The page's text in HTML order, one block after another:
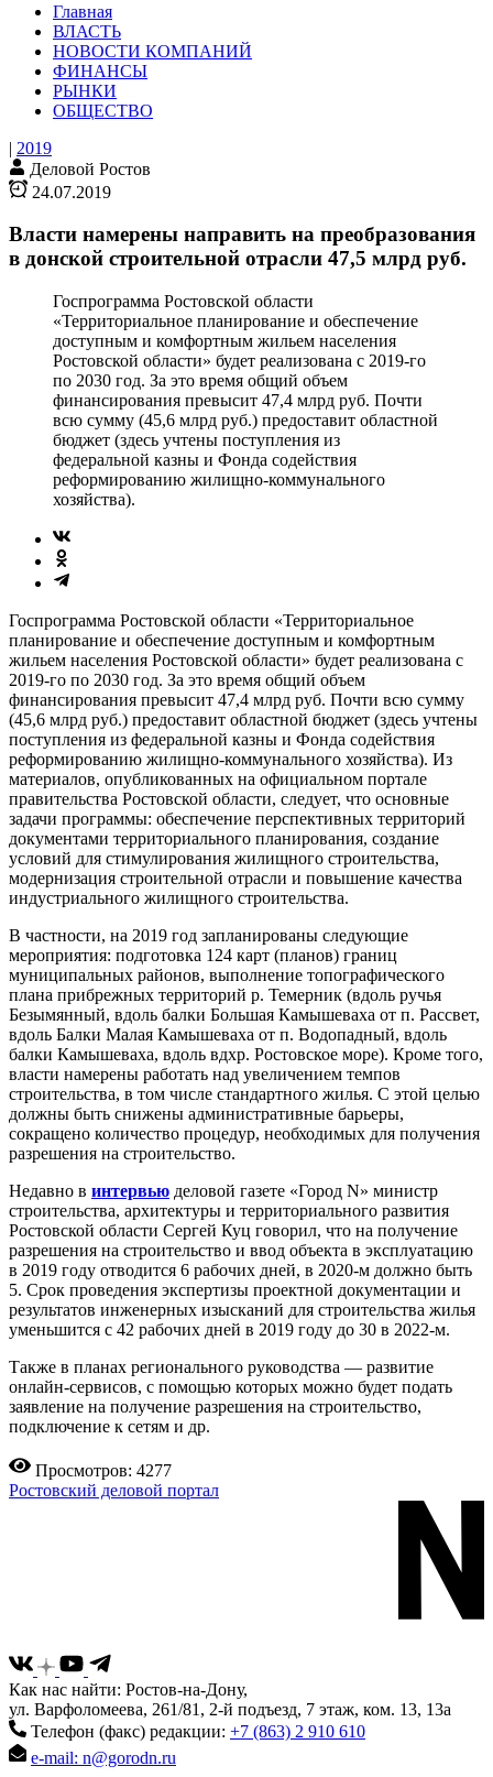
Главная
ВЛАСТЬ
НОВОСТИ КОМПАНИЙ
ФИНАНСЫ
РЫНКИ
ОБЩЕСТВО
| 2019
Деловой Ростов
24.07.2019
Власти намерены направить на преобразования
в донской строительной отрасли 47,5 млрд руб.
Госпрограмма Ростовской области
«Территориальное планирование и обеспечение
доступным и комфортным жильем населения
Ростовской области» будет реализована с 2019-го
по 2030 год. За это время общий объем
финансирования превысит 47,4 млрд руб. Почти
всю сумму (45,6 млрд руб.) предоставит областной
бюджет (здесь учтены поступления из
федеральной казны и Фонда содействия
реформированию жилищно-коммунального
хозяйства).
Госпрограмма Ростовской области «Территориальное
планирование и обеспечение доступным и комфортным
жильем населения Ростовской области» будет реализована с
2019-го по 2030 год. За это время общий объем
финансирования превысит 47,4 млрд руб. Почти всю сумму
(45,6 млрд руб.) предоставит областной бюджет (здесь учтены
поступления из федеральной казны и Фонда содействия
реформированию жилищно-коммунального хозяйства). Из
материалов, опубликованных на официальном портале
правительства Ростовской области, следует, что основные
задачи программы: обеспечение перспективных территорий
документами территориального планирования, создание
условий для стимулирования жилищного строительства,
модернизация строительной отрасли и повышение качества
индустриального жилищного строительства.
В частности, на 2019 год запланированы следующие
мероприятия: подготовка 124 карт (планов) границ
муниципальных районов, выполнение топографического
плана прибрежных территорий р. Темерник (вдоль ручья
Безымянный, вдоль балки Большая Камышеваха от п. Рассвет,
вдоль Балки Малая Камышеваха от п. Водопадный, вдоль
балки Камышеваха, вдоль вдхр. Ростовское море). Кроме того,
власти намерены работать над увеличением темпов
строительства, в том числе стандартного жилья. С этой целью
должны быть снижены административные барьеры,
сокращено количество процедур, необходимых для получения
разрешения на строительство.
Недавно в интервью деловой газете «Город N» министр
строительства, архитектуры и территориального развития
Ростовской области Сергей Куц говорил, что на получение
разрешения на строительство и ввод объекта в эксплуатацию
в 2019 году отводится 6 рабочих дней, в 2020-м должно быть
5. Срок проведения экспертизы проектной документации и
результатов инженерных изысканий для строительства жилья
уменьшится с 42 рабочих дней в 2019 году до 30 в 2022-м.
Также в планах регионального руководства — развитие
онлайн-сервисов, с помощью которых можно будет подать
заявление на получение разрешения на строительство,
подключение к сетям и др.
Просмотров: 4277
Ростовский деловой портал
Как нас найти: Ростов-на-Дону,
ул. Варфоломеева, 261/81, 2-й подъезд, 7 этаж, ком. 13, 13а
Телефон (факс) редакции: +7 (863) 2 910 610
e-mail: n@gorodn.ru